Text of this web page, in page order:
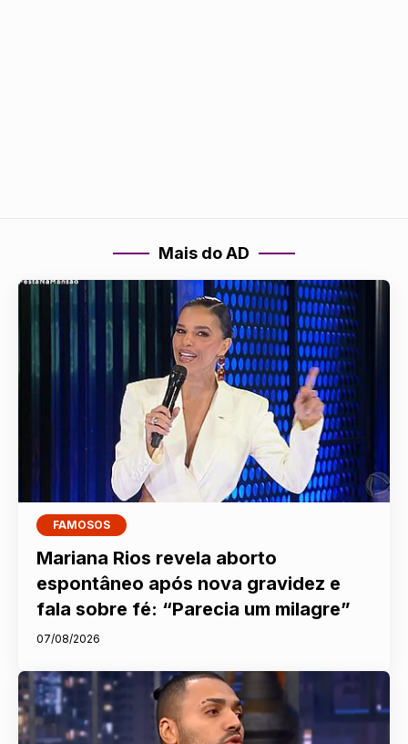
Mais do AD
FAMOSOS
Mariana Rios revela aborto
espontâneo após nova gravidez e
fala sobre fé: “Parecia um milagre”
07/08/2026